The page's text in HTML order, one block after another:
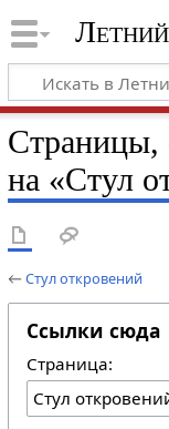
на «Стул
←Стул откровений
Ссылки сюда
Страница: